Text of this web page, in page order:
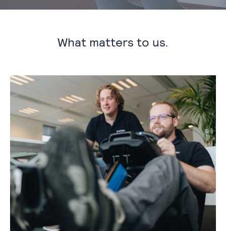
What matters to us.